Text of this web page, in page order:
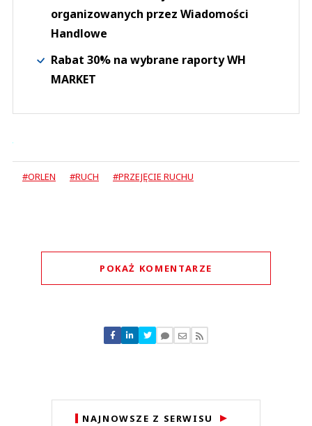
organizowanych przez Wiadomości
Handlowe
Rabat 30% na wybrane raporty WH
MARKET
#ORLEN #RUCH #PRZEJĘCIE RUCHU
POKAŻ KOMENTARZE
Nie znaleziono komentarzy
Zostaw swoje komentarze
NAJNOWSZE Z SERWISU